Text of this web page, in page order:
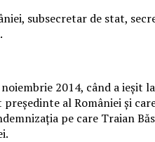
subsecretar de stat,
2014, când a ieşit
al României şi
pe care Traian